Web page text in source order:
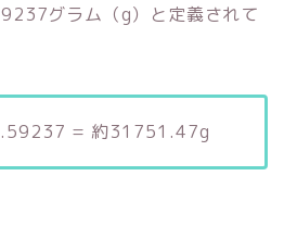
グラム（g）と定義されて
= 約31751.47g